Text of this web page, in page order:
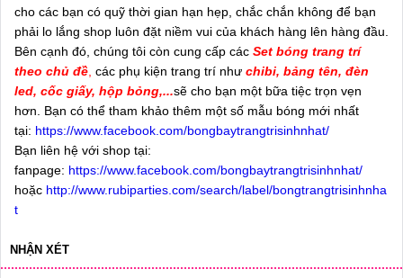
cho các bạn có quỹ thời gian hạn hẹp, chắc chắn không để bạn
phải lo lắng shop luôn đặt niềm vui của khách hàng lên hàng đầu.
Bên cạnh đó, chúng tôi còn cung cấp các Set bóng trang trí
theo chủ đề các phụ kiện trang trí như chibi, bảng tên, đèn
led, cốc giấy, hộp bỏng,...sẽ cho bạn một bữa tiệc trọn vẹn
hơn. Bạn có thể tham khảo thêm một số mẫu bóng mới nhất
tại: https://www.facebook.com/bongbaytrangtrisinhnhat/
Bạn liên hệ với shop tại:
fanpage: https://www.facebook.com/bongbaytrangtrisinhnhat/
hoặc http://www.rubiparties.com/search/label/bongtrangtrisinhnha
t
NHẬN XÉT